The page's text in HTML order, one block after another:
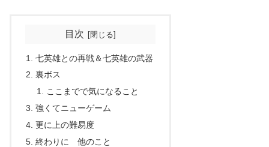
目次
七英雄との再戦＆七英雄の武器
裏ボス
ここまでで気になること
強くてニューゲーム
更に上の難易度
終わりに 他のこと